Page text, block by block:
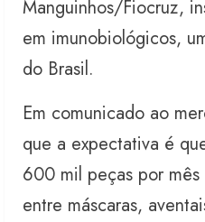
Manguinhos/Fiocruz,
em imunobiológicos,
do Brasil.
Em comunicado ao
que a expectativa é
600 mil peças por
entre máscaras,